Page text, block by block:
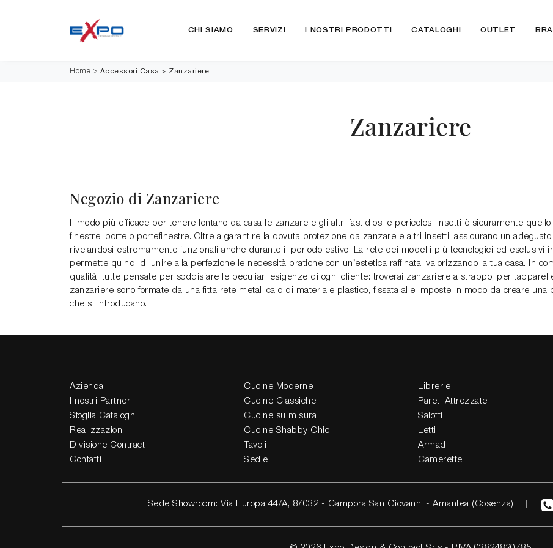
CHI SIAMO SERVIZI I NOSTRI PRODOTTI CATALOGHI OUTLET
Home > Accessori Casa > Zanzariere
Zanzariere
Negozio di Zanzariere
Il modo più efficace per tenere lontano da casa le zanzare e gli altri fastidiosi e pericolosi insetti è sicuramente
finestre, porte o portefinestre. Oltre a garantire la dovuta protezione da zanzare e altri insetti, assicurano un
rivelandosi estremamente funzionali anche durante il periodo estivo. La rete dei modelli più tecnologici ed esclusivi
permette quindi di unire alla perfezione le necessità pratiche con un’estetica raffinata, valorizzando la tua casa. In
qualità, tutte pensate per soddisfare le peculiari esigenze di ogni cliente: troverai zanzariere a strappo, per
zanzariere sono formate da una fitta rete metallica o di materiale plastico, fissata alle imposte in modo da creare
che si introducano.
Azienda
I nostri Partner
Sfoglia Cataloghi
Realizzazioni
Divisione Contract
Contatti
Cucine Moderne
Cucine Classiche
Cucine su misura
Cucine Shabby Chic
Tavoli
Sedie
Librerie
Pareti Attrezzate
Salotti
Letti
Armadi
Camerette
Sede Showroom: Via Europa 44/A, 87032 - Campora San Giovanni - Amantea (Cosenza)